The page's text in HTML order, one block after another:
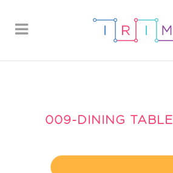
009-DINING TABLE